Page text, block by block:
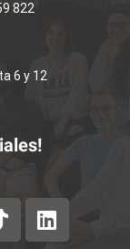
822
6 y 12